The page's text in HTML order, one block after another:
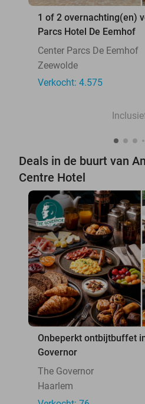
1 of 2 overnachting(en)
Parcs Hotel De Eemhof
Center Parcs De Eemhof
Zeewolde
Verkocht: 4.575
Deals in de buurt van
Centre Hotel
Onbeperkt ontbijtbuffet
Governor
The Governor
Haarlem